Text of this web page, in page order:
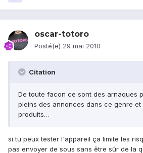
oscar-totoro
Posté(e) 29 mai 2010
Citation
De toute facon ce sont des arnaques
pleins des annonces dans ce genre et
produits…
si tu peux tester l'appareil ça limite les
pas envoyer de sous sans être sûr de la